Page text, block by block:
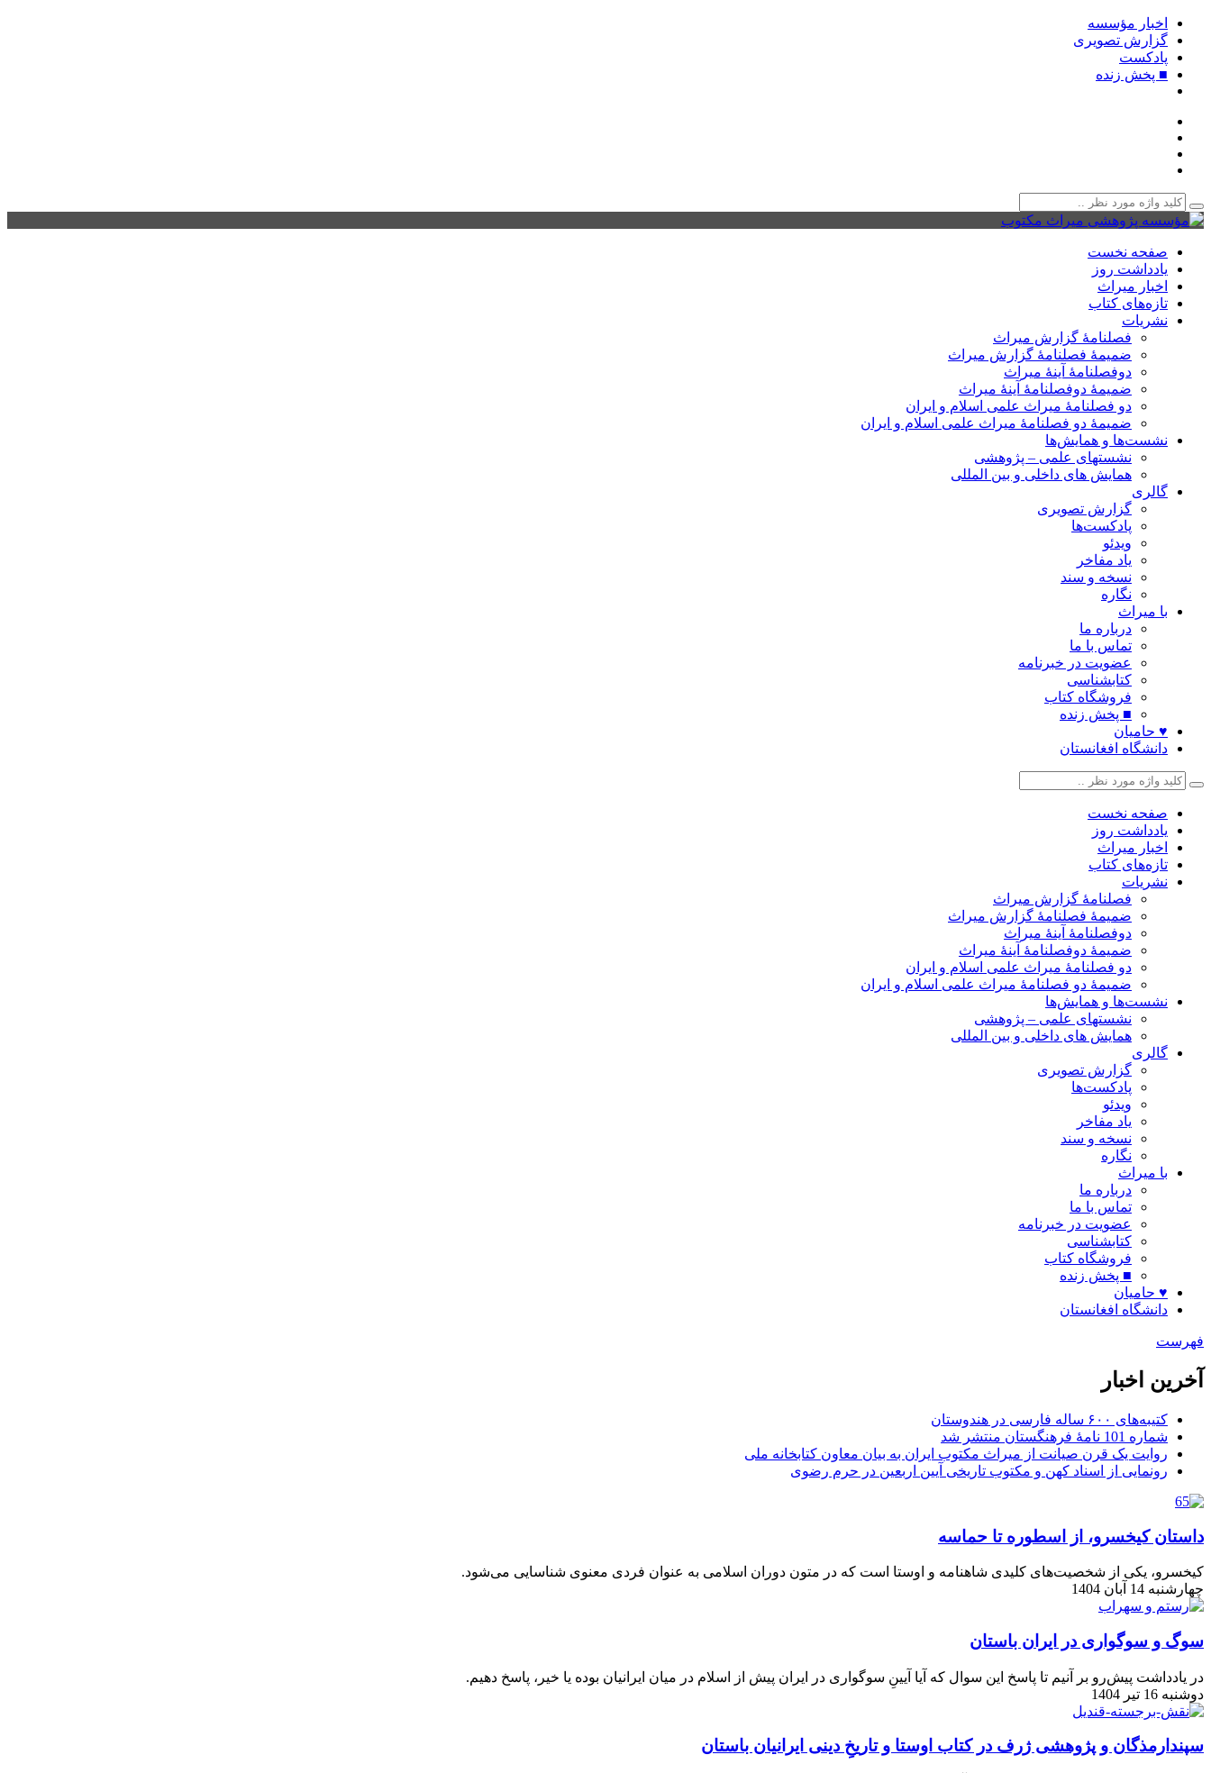
اخبار مؤسسه
گزارش تصویری
پادکست‌
■ پخش زنده
صفحه نخست
یادداشت روز
اخبار میراث
تازه‌های کتاب
نشریات
فصلنامۀ گزارش میراث
ضمیمۀ فصلنامۀ گزارش میراث
دوفصلنامۀ آینۀ میراث
ضمیمۀ دوفصلنامۀ آینۀ میراث
دو فصلنامۀ میراث علمی اسلام و ایران
ضمیمۀ دو فصلنامۀ میراث علمی اسلام و ایران
نشست‌ها و همایش‌ها
نشستهای علمی – پژوهشی
همایش های داخلی و بین المللی
گالری
گزارش تصویری
پادکست‌ها
ویدئو
یاد مفاخر
نسخه و سند
نگاره
با میراث
درباره ما
تماس با ما
عضویت در خبرنامه
کتابشناسی
فروشگاه کتاب
■ پخش زنده
♥ حامیان
دانشگاه افغانستان
صفحه نخست
یادداشت روز
اخبار میراث
تازه‌های کتاب
نشریات
فصلنامۀ گزارش میراث
ضمیمۀ فصلنامۀ گزارش میراث
دوفصلنامۀ آینۀ میراث
ضمیمۀ دوفصلنامۀ آینۀ میراث
دو فصلنامۀ میراث علمی اسلام و ایران
ضمیمۀ دو فصلنامۀ میراث علمی اسلام و ایران
نشست‌ها و همایش‌ها
نشستهای علمی – پژوهشی
همایش های داخلی و بین المللی
گالری
گزارش تصویری
پادکست‌ها
ویدئو
یاد مفاخر
نسخه و سند
نگاره
با میراث
درباره ما
تماس با ما
عضویت در خبرنامه
کتابشناسی
فروشگاه کتاب
■ پخش زنده
♥ حامیان
دانشگاه افغانستان
فهرست
آخرین اخبار
کتیبه‌های ۶۰۰ ساله فارسی در هندوستان
شماره 101 نامۀ فرهنگستان منتشر شد
روایت یک قرن صیانت از میراث مکتوب ایران به بیان معاون کتابخانه ملی
رونمایی از اسناد کهن و مکتوب تاریخی آیین اربعین در حرم رضوی
داستان کیخسرو، از اسطوره تا حماسه
کیخسرو، یکی از شخصیت‌های کلیدی شاهنامه و اوستا است که در متون دوران اسلامی به عنوان فردی معنوی شناسایی می‌شود.
چهارشنبه 14 آبان 1404
سوگ و سوگواری در ایران باستان
در یادداشت پیش‌رو بر آنیم تا پاسخ این سوال كه آیا آیینِ سوگواری در ایران پیش از اسلام در میان ایرانیان بوده یا خیر، پاسخ دهیم.
دوشنبه 16 تیر 1404
سپندارمذگان و پژوهشی ژرف در کتاب اوستا و تاریخِ دینی ایرانیان باستان